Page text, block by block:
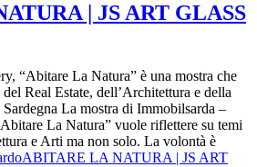
| JS ART GLASS
“Abitare La Natura” è una mostra che
Real Estate, dell’Architettura e della
La mostra di Immobilsarda –
La Natura” vuole riflettere su temi
e Arti ma non solo. La volontà è
LA NATURA | JS ART